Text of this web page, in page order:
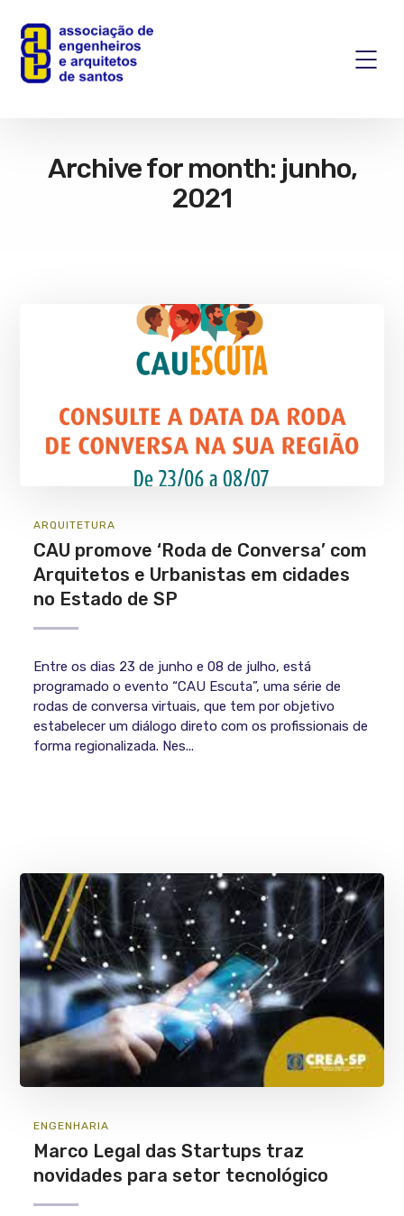
Archive for month: junho,
2021
ARQUITETURA
CAU promove ‘Roda de Conversa’ com
Arquitetos e Urbanistas em cidades
no Estado de SP
Entre os dias 23 de junho e 08 de julho, está
programado o evento “CAU Escuta”, uma série de
rodas de conversa virtuais, que tem por objetivo
estabelecer um diálogo direto com os profissionais de
forma regionalizada. Nes...
ENGENHARIA
Marco Legal das Startups traz
novidades para setor tecnológico